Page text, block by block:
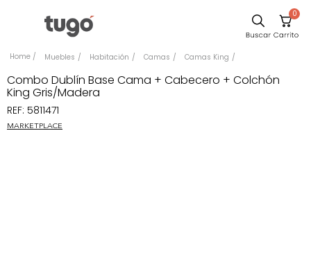
0
Muebles Habitación Camas Camas King
Combo Dublín Base Cama + Cabecero + Colchón
King Gris/Madera
REF: 5811471
MARKETPLACE
Comedor
Silla
Escritorio